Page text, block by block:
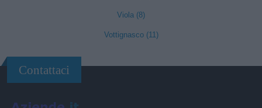
Viola (8)
Vottignasco (11)
Contattaci